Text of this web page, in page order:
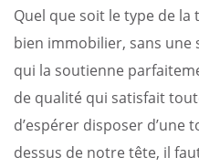
Quel que soit le type de
bien immobilier, sans
qui la soutienne
de qualité qui satisfait
d’espérer disposer d’une
dessus de notre tête, il